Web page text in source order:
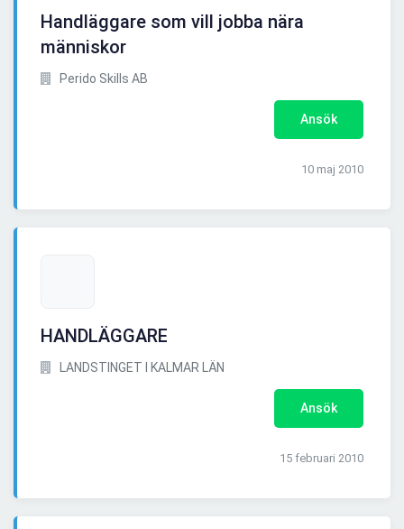
Handläggare som vill jobba nära
människor
Perido Skills AB
Ansök
10 maj 2010
HANDLÄGGARE
LANDSTINGET I KALMAR LÄN
Ansök
15 februari 2010